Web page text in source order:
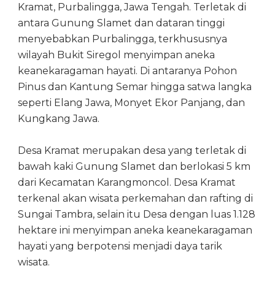
Kramat, Purbalingga, Jawa Tengah. Terletak di
antara Gunung Slamet dan dataran tinggi
menyebabkan Purbalingga, terkhususnya
wilayah Bukit Siregol menyimpan aneka
keanekaragaman hayati. Di antaranya Pohon
Pinus dan Kantung Semar hingga satwa langka
seperti Elang Jawa, Monyet Ekor Panjang, dan
Kungkang Jawa.
Desa Kramat merupakan desa yang terletak di
bawah kaki Gunung Slamet dan berlokasi 5 km
dari Kecamatan Karangmoncol. Desa Kramat
terkenal akan wisata perkemahan dan rafting di
Sungai Tambra, selain itu Desa dengan luas 1.128
hektare ini menyimpan aneka keanekaragaman
hayati yang berpotensi menjadi daya tarik
wisata.